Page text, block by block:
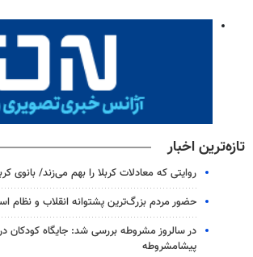
تازه‌ترین اخبار
روایتی که معادلات کربلا را بهم می‌زند/ بانوی
حضور مردم بزرگ‌ترین پشتوانه انقلاب و نظام
در سالروز مشروطه بررسی شد: جایگاه کودکان
پیشامشروطه